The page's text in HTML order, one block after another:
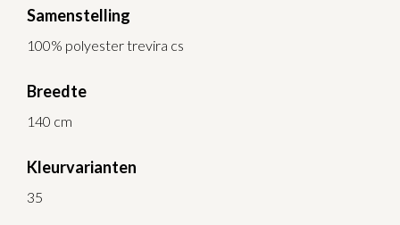
Samenstelling
100% polyester trevira cs
Breedte
140 cm
Kleurvarianten
35